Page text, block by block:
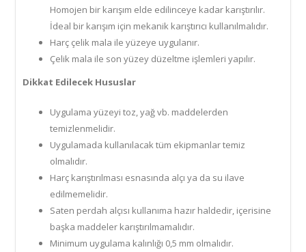
Homojen bir karışım elde edilinceye kadar karıştırılır.
İdeal bir karışım için mekanik karıştırıcı kullanılmalıdır.
Harç çelik mala ile yüzeye uygulanır.
Çelik mala ile son yüzey düzeltme işlemleri yapılır.
Dikkat Edilecek Hususlar
Uygulama yüzeyi toz, yağ vb. maddelerden
temizlenmelidir.
Uygulamada kullanılacak tüm ekipmanlar temiz
olmalıdır.
Harç karıştırılması esnasında alçı ya da su ilave
edilmemelidir.
Saten perdah alçısı kullanıma hazır haldedir, içerisine
başka maddeler karıştırılmamalıdır.
Minimum uygulama kalınlığı 0,5 mm olmalıdır.